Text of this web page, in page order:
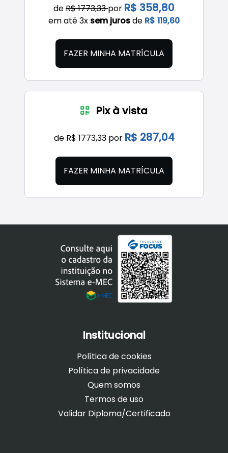
deR$ 1773,33por R$ 358,80
em até 3x sem jurosde R$ 119,60
FAZER MINHA MATRÍCULA
Pix à vista
deR$ 1773,33por R$ 287,04
FAZER MINHA MATRÍCULA
Institucional
Política de cookies
Política de privacidade
Quem somos
Termos de uso
Validar Diploma/Certificado